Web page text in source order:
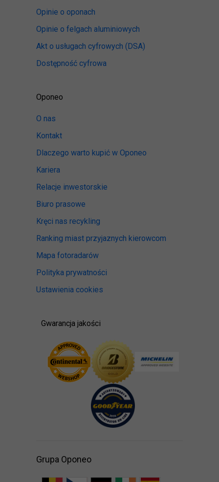
Opinie o oponach
Opinie o felgach aluminiowych
Akt o usługach cyfrowych (DSA)
Dostępność cyfrowa
Oponeo
O nas
Kontakt
Dlaczego warto kupić w Oponeo
Kariera
Relacje inwestorskie
Biuro prasowe
Kręci nas recykling
Ranking miast przyjaznych kierowcom
Mapa fotoradarów
Polityka prywatności
Ustawienia cookies
Gwarancja jakości
Grupa Oponeo